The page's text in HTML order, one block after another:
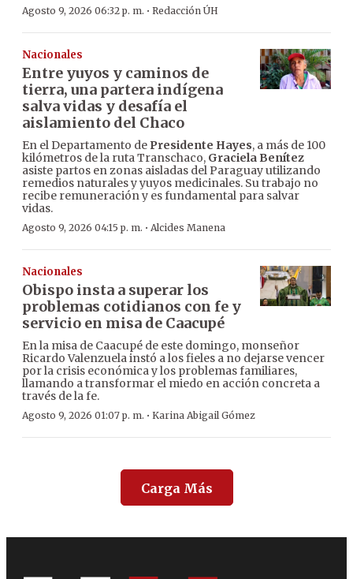
Agosto 9, 2026 06:32 p. m. · Redacción ÚH
Nacionales
Entre yuyos y caminos de
tierra, una partera indígena
salva vidas y desafía el
aislamiento del Chaco
En el Departamento de Presidente Hayes, a más de 100
kilómetros de la ruta Transchaco, Graciela Benítez
asiste partos en zonas aisladas del Paraguay utilizando
remedios naturales y yuyos medicinales. Su trabajo no
recibe remuneración y es fundamental para salvar
vidas.
Agosto 9, 2026 04:15 p. m. · Alcides Manena
Nacionales
Obispo insta a superar los
problemas cotidianos con fe y
servicio en misa de Caacupé
En la misa de Caacupé de este domingo, monseñor
Ricardo Valenzuela instó a los fieles a no dejarse vencer
por la crisis económica y los problemas familiares,
llamando a transformar el miedo en acción concreta a
través de la fe.
Agosto 9, 2026 01:07 p. m. · Karina Abigail Gómez
Carga Más